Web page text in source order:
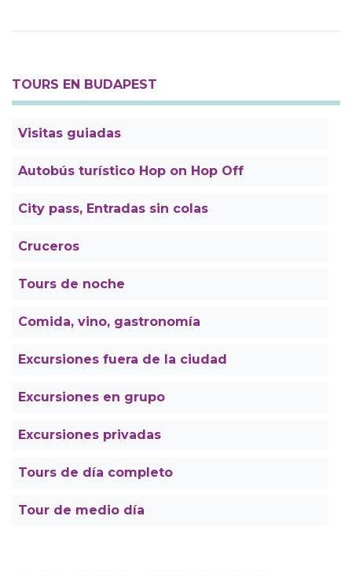
TOURS EN BUDAPEST
Visitas guiadas
Autobús turístico Hop on Hop Off
City pass, Entradas sin colas
Cruceros
Tours de noche
Comida, vino, gastronomía
Excursiones fuera de la ciudad
Excursiones en grupo
Excursiones privadas
Tours de día completo
Tour de medio día